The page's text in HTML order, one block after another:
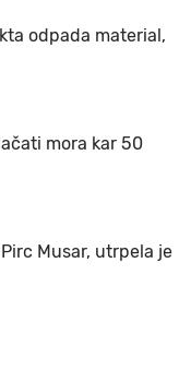
odpada material,
mora kar 50
Musar, utrpela je